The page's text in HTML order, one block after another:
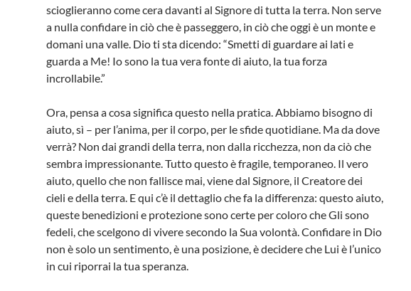
scioglieranno come cera davanti al Signore di tutta la terra. Non serve
a nulla confidare in ciò che è passeggero, in ciò che oggi è un monte e
domani una valle. Dio ti sta dicendo: “Smetti di guardare ai lati e
guarda a Me! Io sono la tua vera fonte di aiuto, la tua forza
incrollabile.”
Ora, pensa a cosa significa questo nella pratica. Abbiamo bisogno di
aiuto, sì – per l’anima, per il corpo, per le sfide quotidiane. Ma da dove
verrà? Non dai grandi della terra, non dalla ricchezza, non da ciò che
sembra impressionante. Tutto questo è fragile, temporaneo. Il vero
aiuto, quello che non fallisce mai, viene dal Signore, il Creatore dei
cieli e della terra. E qui c’è il dettaglio che fa la differenza: questo aiuto,
queste benedizioni e protezione sono certe per coloro che Gli sono
fedeli, che scelgono di vivere secondo la Sua volontà. Confidare in Dio
non è solo un sentimento, è una posizione, è decidere che Lui è l’unico
in cui riporrai la tua speranza.